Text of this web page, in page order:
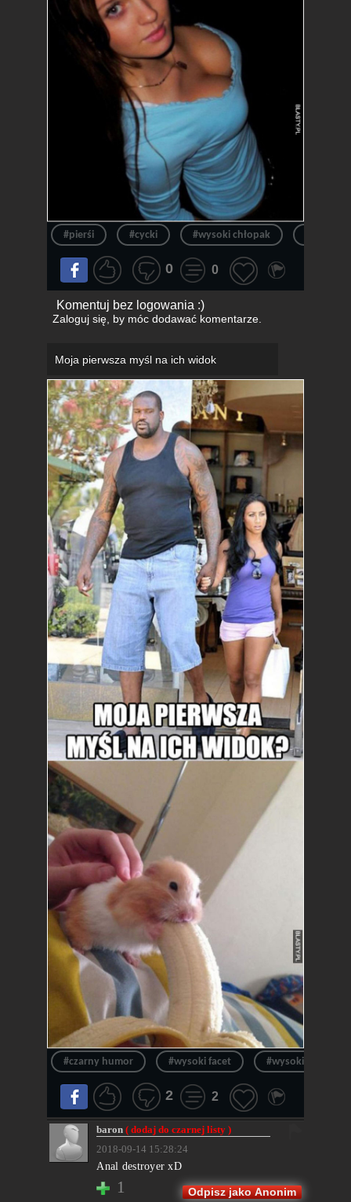
#pierśi #cycki #wysoki chłopak
0 0
Komentuj bez logowania :)
Zaloguj się, by móc dodawać komentarze.
Moja pierwsza myśl na ich widok
#czarny humor #wysoki facet #wysoki
2 2
baron( dodaj do czarnej listy )
2018-09-14 15:28:24
Anal destroyer xD
1 Odpisz jako Anonim